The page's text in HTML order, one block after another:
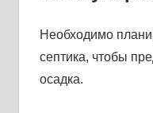
Необходимо
септика, чтобы
осадка.